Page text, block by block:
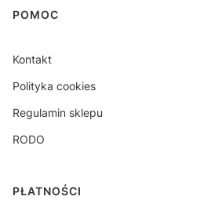
Linki w stopce
POMOC
Kontakt
Polityka cookies
Regulamin sklepu
RODO
PŁATNOŚCI